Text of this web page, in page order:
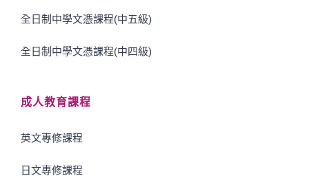
全日制中學文憑課程(中五級)
全日制中學文憑課程(中四級)
成人教育課程
英文專修課程
日文專修課程